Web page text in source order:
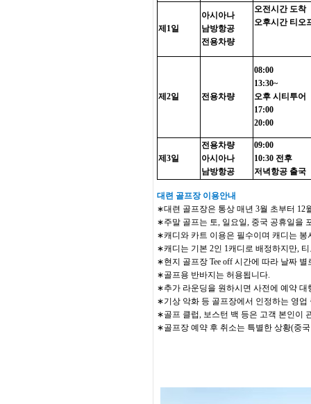
제1일
아시아나
남방항공
전용차량
오전시간 도착
오후시간 티오
제2일 전용차량
08:00
13:30~
오후 시티투어
17:00
20:00
제3일
전용차량
아시아나
남방항공
09:00
10:30 전후
저녁항공 출국
대련 골프장 이용안내
∗대련 골프장은 통상 매년 3월 초부터 12
∗주말 골프는 토, 일요일, 중국 공휴일을
∗캐디와 카트 이용은 필수이며 캐디는 봉
∗캐디는 기본 2인 1캐디로 배정하지만,
∗현지 골프장 Tee off 시간에 따라 날짜
∗골프용 반바지는 허용됩니다.
∗추가 라운딩을 원하시면 사전에 예약
∗기상 악화 등 골프장에서 인정하는 영
∗골프 클럽, 보스턴 백 등은 고객 본인이
∗골프장 예약 후 취소는 특별한 상황(중